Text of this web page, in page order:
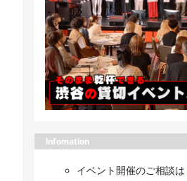
Infomation
イベント開催のご相談は